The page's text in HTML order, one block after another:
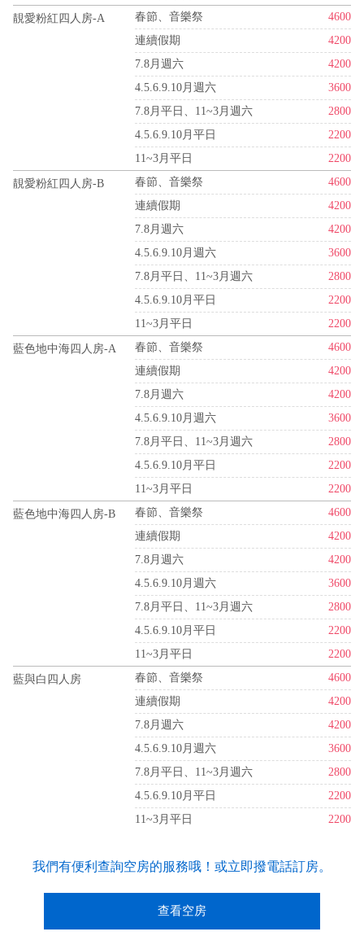
靚愛粉紅四人房-A 春節、音樂祭
4600
連續假期
4200
7.8月週六
4200
4.5.6.9.10月週六
3600
7.8月平日、11~3月週六
2800
4.5.6.9.10月平日
2200
11~3月平日
2200
靚愛粉紅四人房-B 春節、音樂祭
4600
連續假期
4200
7.8月週六
4200
4.5.6.9.10月週六
3600
7.8月平日、11~3月週六
2800
4.5.6.9.10月平日
2200
11~3月平日
2200
藍色地中海四人房-A 春節、音樂祭
4600
連續假期
4200
7.8月週六
4200
4.5.6.9.10月週六
3600
7.8月平日、11~3月週六
2800
4.5.6.9.10月平日
2200
11~3月平日
2200
藍色地中海四人房-B 春節、音樂祭
4600
連續假期
4200
7.8月週六
4200
4.5.6.9.10月週六
3600
7.8月平日、11~3月週六
2800
4.5.6.9.10月平日
2200
11~3月平日
2200
藍與白四人房 春節、音樂祭
4600
連續假期
4200
7.8月週六
4200
4.5.6.9.10月週六
3600
7.8月平日、11~3月週六
2800
4.5.6.9.10月平日
2200
11~3月平日
2200
我們有便利查詢空房的服務哦！或立即撥電話訂房。
查看空房